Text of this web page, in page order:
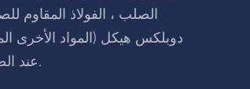
الصلب ، الفولاذ المقاوم
دوبلكس هيكل (المواد الأخرى
عند الطلب).